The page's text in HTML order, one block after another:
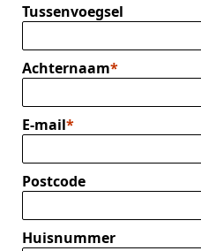
Tussenvoegsel
Achternaam
E-mail
Postcode
Huisnummer